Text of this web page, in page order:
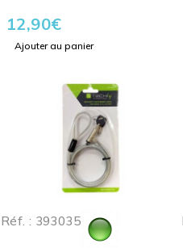
12,90€
Ajouter au panier
Réf. : 393035